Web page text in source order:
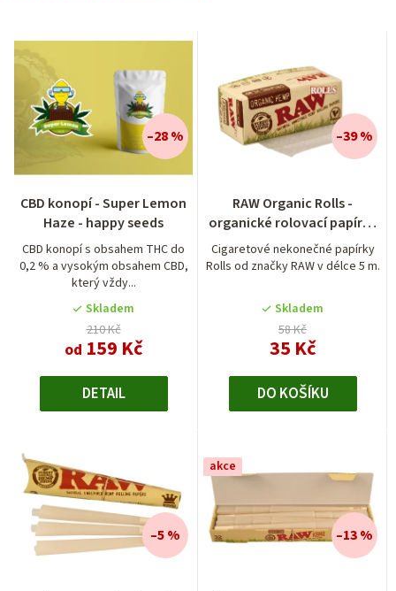
CBD konopí - Super Lemon
Haze - happy seeds
CBD konopí s obsahem THC do
0,2 % a vysokým obsahem CBD,
který vždy...
hodnocení
produktu
je
4,0
z
5
hvězdiček.
Skladem
210 Kč
od 159 Kč
–28 %
DETAIL
RAW Organic Rolls -
organické rolovací papírky
5m
Cigaretové nekonečné papírky
Rolls od značky RAW v délce 5 m.
hodnocení
produktu
je
3,0
5
hvězdiček.
Skladem
58 Kč
35 Kč
–39 %
DO KOŠÍKU
–5 %
akce
–13 %